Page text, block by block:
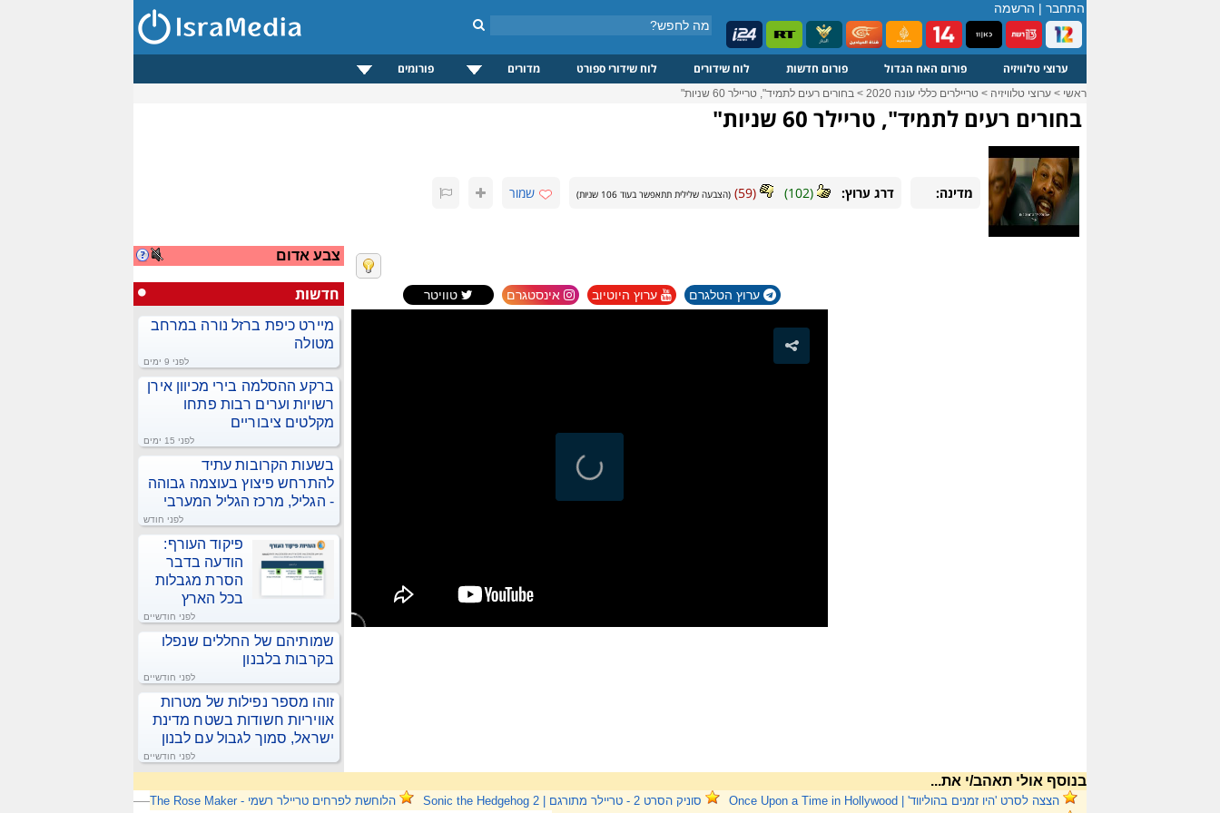
התחבר | הרשמה
ערוצי טלוויזיה פורום האח הגדול פורום חדשות לוח שידורים לוח שידורי ספורט מדורים פורומים
ראשי > ערוצי טלוויזיה > טריילרים כללי עונה 2020 > בחורים רעים לתמיד", טריילר 60 שניות"
בחורים רעים לתמיד", טריילר 60 שניות"
מדינה: דרג ערוץ: (
102
)
(
59
) (הצבעה שלילית תתאפשר בעוד 106 שניות) שמור
צבע אדום
חדשות
מיירט כיפת ברזל נורה במרחב
מטולה
לפני 9 ימים
ברקע ההסלמה בירי מכיוון אירן
רשויות וערים רבות פתחו
מקלטים ציבוריים
לפני 15 ימים
בשעות הקרובות עתיד
להתרחש פיצוץ בעוצמה גבוהה
- הגליל, מרכז הגליל המערבי
לפני חודש
פיקוד העורף:
הודעה בדבר
הסרת מגבלות
בכל הארץ
לפני חודשיים
שמותיהם של החללים שנפלו
בקרבות בלבנון
לפני חודשיים
זוהו מספר נפילות של מטרות
אוויריות חשודות בשטח מדינת
ישראל, סמוך לגבול עם לבנון
לפני חודשיים
ערוץ הטלגרם ערוץ היוטיוב אינסטגרם טוויטר
בנוסף אולי תאהב/י את...
הצצה לסרט 'היו זמנים בהוליווד' | Once Upon a Time in Hollywood סוניק הסרט 2 - טריילר מתורגם | Sonic the Hedgehog 2 הלוחשת לפרחים טריילר רשמי - The Rose Maker